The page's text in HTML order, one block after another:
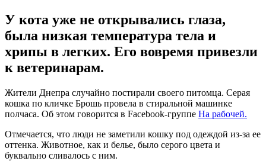
У кота уже не открывались глаза,
была низкая температура тела и
хрипы в легких. Его вовремя привезли
к ветеринарам.
Жители Днепра случайно постирали своего питомца. Серая
кошка по кличке Брошь провела в стиральной машинке
полчаса. Об этом говорится в Facebook-группе На рабочей.
Отмечается, что люди не заметили кошку под одеждой из-за ее
оттенка. Животное, как и белье, было серого цвета и
буквально сливалось с ним.